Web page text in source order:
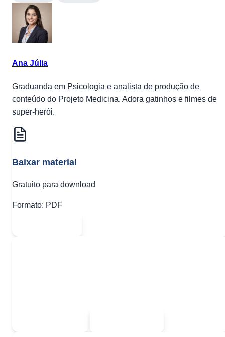
Ana Júlia
Graduanda em Psicologia e analista de produção de
conteúdo do Projeto Medicina. Adora gatinhos e filmes de
super-herói.
Baixar material
Gratuito para download
Formato: PDF